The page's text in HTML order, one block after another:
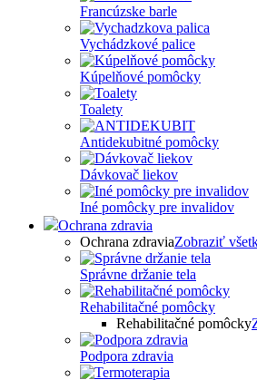
Francúzske barle
Vychádzkové palice
Kúpelňové pomôcky
Toalety
Antidekubitné pomôcky
Dávkovač liekov
Iné pomôcky pre invalidov
Ochrana zdravia
Ochrana zdraviaZobraziť
Správne držanie tela
Rehabilitačné pomôcky
Rehabilitačné pomôcky
Podpora zdravia